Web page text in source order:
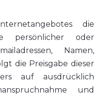
die
persönlicher oder
Namen,
die Preisgabe dieser
auf ausdrücklich
und